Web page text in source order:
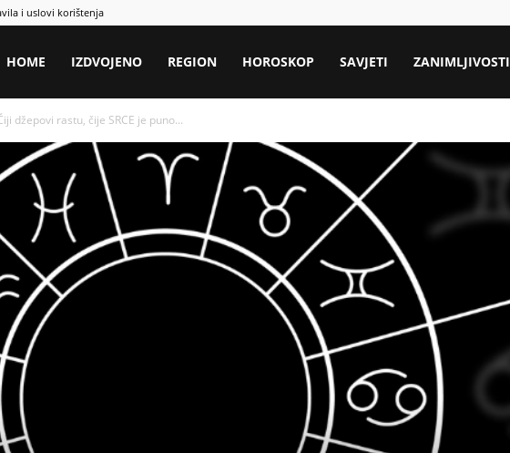
i uslovi korištenja
HOME IZDVOJENO REGION HOROSKOP SAVJETI ZANIMLJIVOSTI
džepovi rastu, čije SRCE je puno...